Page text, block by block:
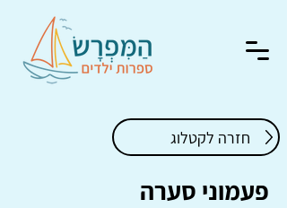
חזרה לקטלוג
פעמוני סערה